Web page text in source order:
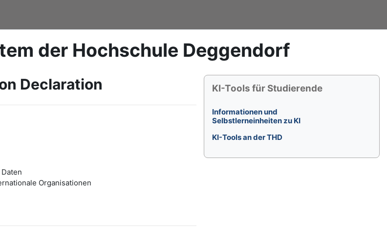
der Hochschule Deggendorf
Declaration
Organisationen
Blöcke
KI-Tools für Studierende überspringen
KI-Tools für Studierende
Informationen und
Selbstlerneinheiten zu KI
KI-Tools an der THD